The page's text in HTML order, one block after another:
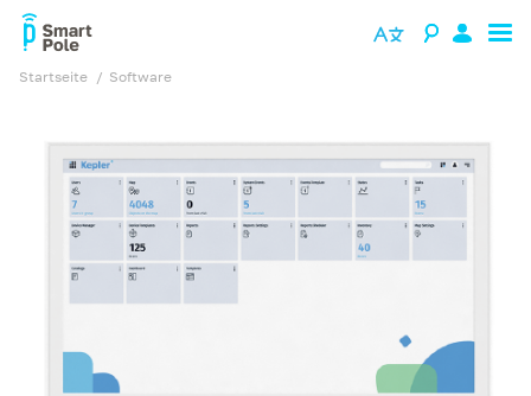
Startseite software